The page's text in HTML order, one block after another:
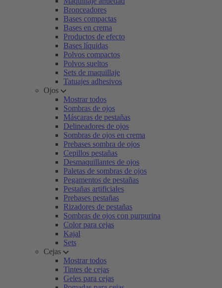
Bronceadores
Bases compactas
Bases en crema
Productos de efecto
Bases líquidas
Polvos compactos
Polvos sueltos
Sets de maquillaje
Tatuajes adhesivos
Ojos
Mostrar todos
Sombras de ojos
Máscaras de pestañas
Delineadores de ojos
Sombras de ojos en crema
Prebases sombra de ojos
Cepillos pestañas
Desmaquillantes de ojos
Paletas de sombras de ojos
Pegamentos de pestañas
Pestañas artificiales
Prebases pestañas
Rizadores de pestañas
Sombras de ojos con purpurina
Color para cejas
Kajal
Sets
Cejas
Mostrar todos
Tintes de cejas
Geles para cejas